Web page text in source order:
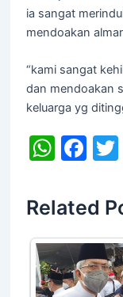
ia sangat
mendoakan
“kami sangat
dan mendoakan
keluarga yg
W
at
s
A
p
F
c
e
b
o
Related